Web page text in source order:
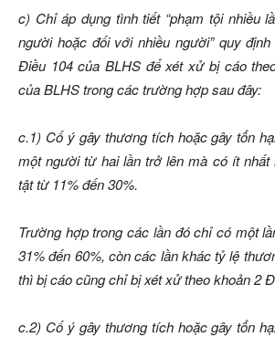
c) Chỉ áp dụng tình tiết “phạm tội nhiều
người hoặc đối với nhiều người” quy
Điều 104 của BLHS để xét xử bị cáo
của BLHS trong các trường hợp sau đây:
c.1) Cố ý gây thương tích hoặc gây tổn
một người từ hai lần trở lên mà có ít nhất
tật từ 11% đến 30%.
Trường hợp trong các lần đó chỉ có một
31% đến 60%, còn các lần khác tỷ lệ
thì bị cáo cũng chỉ bị xét xử theo khoản 2
c.2) Cố ý gây thương tích hoặc gây tổn